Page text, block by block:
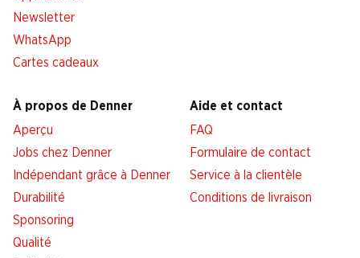
Newsletter
WhatsApp
Cartes cadeaux
À propos de Denner
Aperçu
Jobs chez Denner
Indépendant grâce à Denner
Durabilité
Sponsoring
Qualité
Aide et contact
FAQ
Formulaire de contact
Service à la clientèle
Conditions de livraison